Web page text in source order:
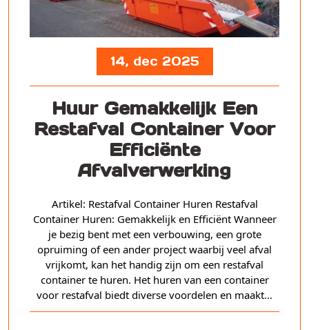
14, dec 2025
Huur Gemakkelijk Een
Restafval Container Voor
Efficiënte
Afvalverwerking
Artikel: Restafval Container Huren Restafval
Container Huren: Gemakkelijk en Efficiënt Wanneer
je bezig bent met een verbouwing, een grote
opruiming of een ander project waarbij veel afval
vrijkomt, kan het handig zijn om een restafval
container te huren. Het huren van een container
voor restafval biedt diverse voordelen en maakt…